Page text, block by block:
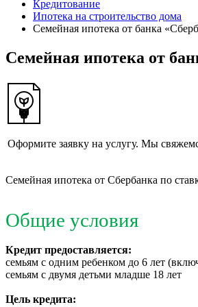
Кредитование
Ипотека на строительство дома
Семейная ипотека от банка
Семейная ипотека от
Оформите заявку на услугу. Мы
Семейная ипотека от Сбербанка по
Общие условия
Кредит предоставляется:
семьям с одним ребенком до 6 лет
семьям с двумя детьми младше 18 лет
Цель кредита: